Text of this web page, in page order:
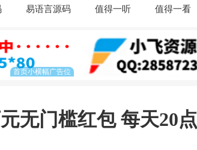
易语言源码 值得一听 值得一看
无门槛红包 每天20点